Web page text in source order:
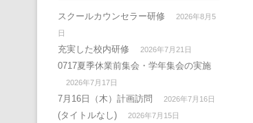
スクールカウンセラー研修
2026年8月5
日
充実した校内研修 2026年7月21日
0717夏季休業前集会・学年集会の実施
2026年7月17日
7月16日（木）計画訪問 2026年7月16日
(タイトルなし) 2026年7月15日